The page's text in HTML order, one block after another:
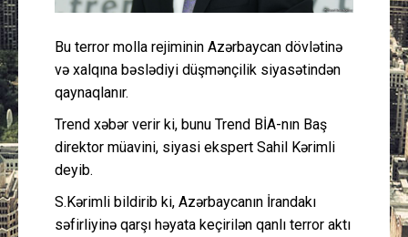
Peşə etikası
Əlaqə
Bu terror molla rejiminin Azərbaycan dövlətinə
və xalqına bəslədiyi düşmənçilik siyasətindən
qaynaqlanır.
Trend xəbər verir ki, bunu Trend BİA-nın Baş
direktor müavini, siyasi ekspert Sahil Kərimli
deyib.
S.Kərimli bildirib ki, Azərbaycanın İrandakı
səfirliyinə qarşı həyata keçirilən qanlı terror aktı